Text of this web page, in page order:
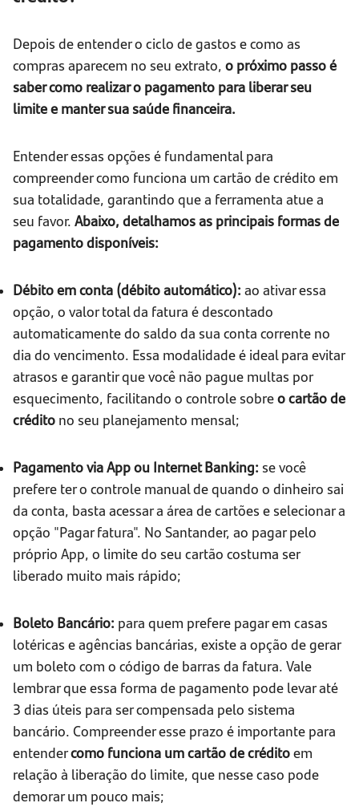
Depois de entender o ciclo de gastos e como as
compras aparecem no seu extrato, o próximo passo é
saber como realizar o pagamento para liberar seu
limite e manter sua saúde financeira.
Entender essas opções é fundamental para
compreender como funciona um cartão de crédito em
sua totalidade, garantindo que a ferramenta atue a
seu favor. Abaixo, detalhamos as principais formas de
pagamento disponíveis:
Débito em conta (débito automático): ao ativar essa
opção, o valor total da fatura é descontado
automaticamente do saldo da sua conta corrente no
dia do vencimento. Essa modalidade é ideal para evitar
atrasos e garantir que você não pague multas por
esquecimento, facilitando o controle sobreo cartão de
crédito no seu planejamento mensal;
Pagamento via App ou Internet Banking: se você
prefere ter o controle manual de quando o dinheiro sai
da conta, basta acessar a área de cartões e selecionar a
opção "Pagar fatura". No Santander, ao pagar pelo
próprio App, o limite do seu cartão costuma ser
liberado muito mais rápido;
Boleto Bancário: para quem prefere pagar em casas
lotéricas e agências bancárias, existe a opção de gerar
um boleto com o código de barras da fatura. Vale
lembrar que essa forma de pagamento pode levar até
3 dias úteis para ser compensada pelo sistema
bancário. Compreender esse prazo é importante para
entendercomo funciona um cartão de créditoem
relação à liberação do limite, que nesse caso pode
demorar um pouco mais;